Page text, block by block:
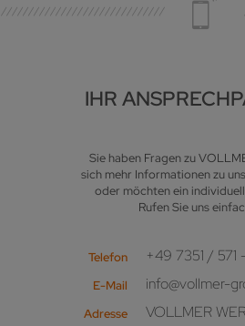
IHR
Sie haben Fragen zu
sich mehr Informationen zu
oder möchten ein
Rufen Sie uns
Telefon +49 7351 / 571
E-Mail info@vollmer-
Adresse
VOLLMER